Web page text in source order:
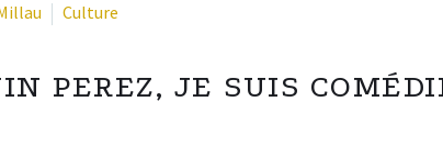
Culture
PEREZ, JE SUIS